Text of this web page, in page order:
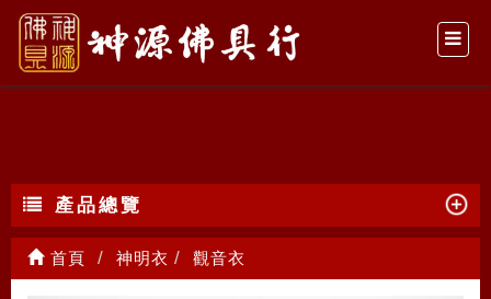
觀音衣
產品總覽
首頁 神明衣 觀音衣